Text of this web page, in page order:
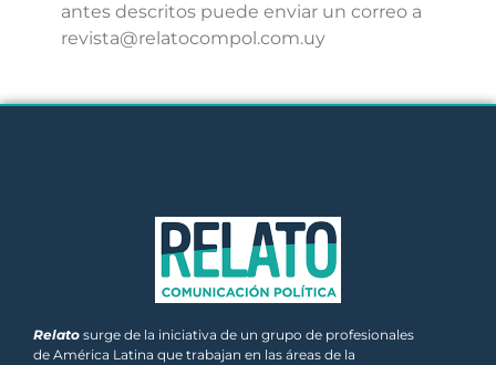
antes descritos puede enviar un correo a
revista@relatocompol.com.uy
Relato surge de la iniciativa de un grupo de profesionales
de América Latina que trabajan en las áreas de la